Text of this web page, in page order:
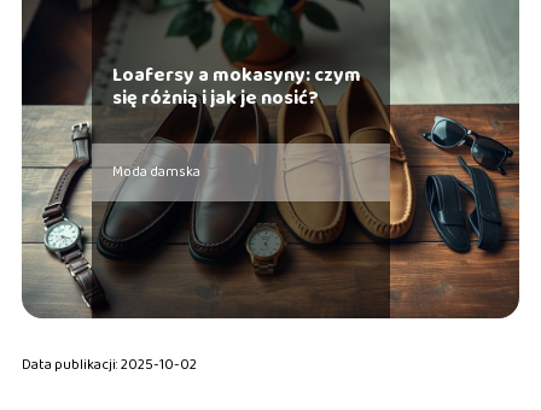
Loafersy a mokasyny: czym
się różnią i jak je nosić?
Moda damska
Data publikacji: 2025-10-02